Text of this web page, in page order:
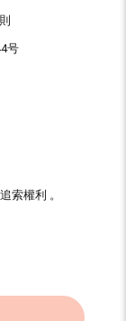
号
索權利 。